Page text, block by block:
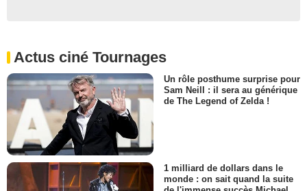
Actus ciné Tournages
Un rôle posthume surprise pour
Sam Neill : il sera au générique
de The Legend of Zelda !
1 milliard de dollars dans le
monde : on sait quand la suite